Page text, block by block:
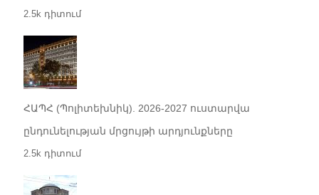
2.5k դիտում
ՀԱՊՀ (Պոլիտեխնիկ). 2026-2027 ուստարվա
ընդունելության մրցույթի արդյունքները
2.5k դիտում